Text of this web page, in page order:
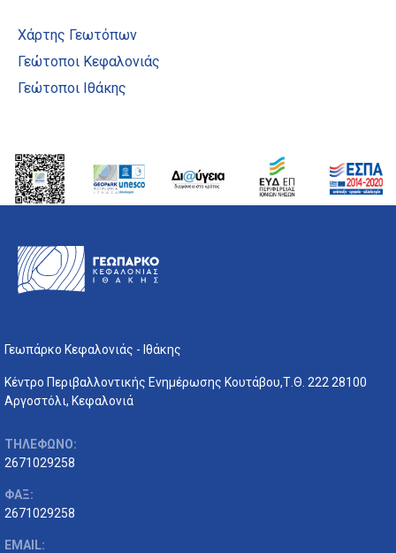
Χάρτης Γεωτόπων
Γεώτοποι Κεφαλονιάς
Γεώτοποι Ιθάκης
Γεωπάρκο Κεφαλονιάς - Ιθάκης
Κέντρο Περιβαλλοντικής Ενημέρωσης Κουτάβου,Τ.Θ. 222 28100
Αργοστόλι, Κεφαλονιά
ΤΗΛΕΦΩΝΟ:
2671029258
ΦΑΞ:
2671029258
EMAIL: